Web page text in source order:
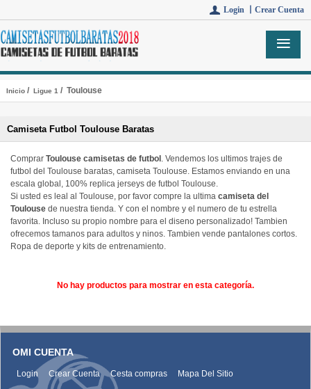
Login 丨 Crear Cuenta
Inicio/ Ligue 1/ Toulouse
Camiseta Futbol Toulouse Baratas
Comprar Toulouse camisetas de futbol . Vendemos los ultimos trajes de
futbol del Toulouse baratas, camiseta Toulouse. Estamos enviando en una
escala global, 100% replica jerseys de futbol Toulouse.
Si usted es leal al Toulouse, por favor compre la ultima camiseta del
Toulouse de nuestra tienda. Y con el nombre y el numero de tu estrella
favorita. Incluso su propio nombre para el diseno personalizado! Tambien
ofrecemos tamanos para adultos y ninos. Tambien vende pantalones cortos.
Ropa de deporte y kits de entrenamiento.
No hay productos para mostrar en esta categoría.
OMI CUENTA
Login Crear Cuenta Cesta compras Mapa Del Sitio